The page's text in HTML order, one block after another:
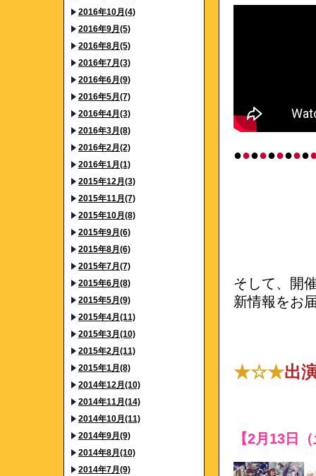
2016年10月(4)
2016年9月(5)
2016年8月(5)
2016年7月(3)
2016年6月(9)
2016年5月(7)
2016年4月(3)
2016年3月(8)
2016年2月(2)
2016年1月(1)
2015年12月(3)
2015年11月(7)
2015年10月(8)
2015年9月(6)
2015年8月(6)
2015年7月(7)
2015年6月(8)
2015年5月(9)
2015年4月(11)
2015年3月(10)
2015年2月(11)
2015年1月(8)
2014年12月(10)
2014年11月(14)
2014年10月(11)
2014年9月(9)
2014年8月(10)
2014年7月(9)
●●●●●●●●●
そして、開
新情報をお
★☆★出
【2月13日